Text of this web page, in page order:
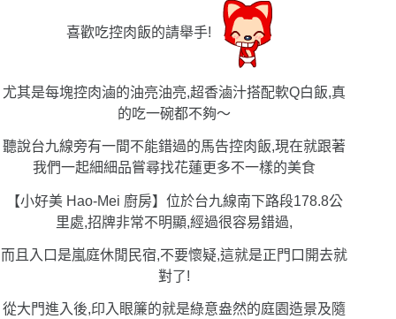
喜歡吃控肉飯的請舉手!
尤其是每塊控肉滷的油亮油亮,超香滷汁搭配軟Q白飯,真
的吃一碗都不夠〜
聽說台九線旁有一間不能錯過的馬告控肉飯,現在就跟著
我們一起細細品嘗尋找花蓮更多不一樣的美食
【小好美 Hao-Mei 廚房】位於台九線南下路段178.8公
里處,招牌非常不明顯,經過很容易錯過,
而且入口是嵐庭休閒民宿,不要懷疑,這就是正門口開去就
對了!
從大門進入後,印入眼簾的就是綠意盎然的庭園造景及隨